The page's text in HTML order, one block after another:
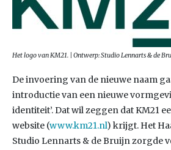
Het logo van KM21. | Ontwerp: Studio Lennarts & de
De invoering van de nieuwe naam
introductie van een nieuwe
identiteit’. Dat wil zeggen dat KM21
website (www.km21.nl) krijgt. Het
Studio Lennarts & de Bruijn zorgde